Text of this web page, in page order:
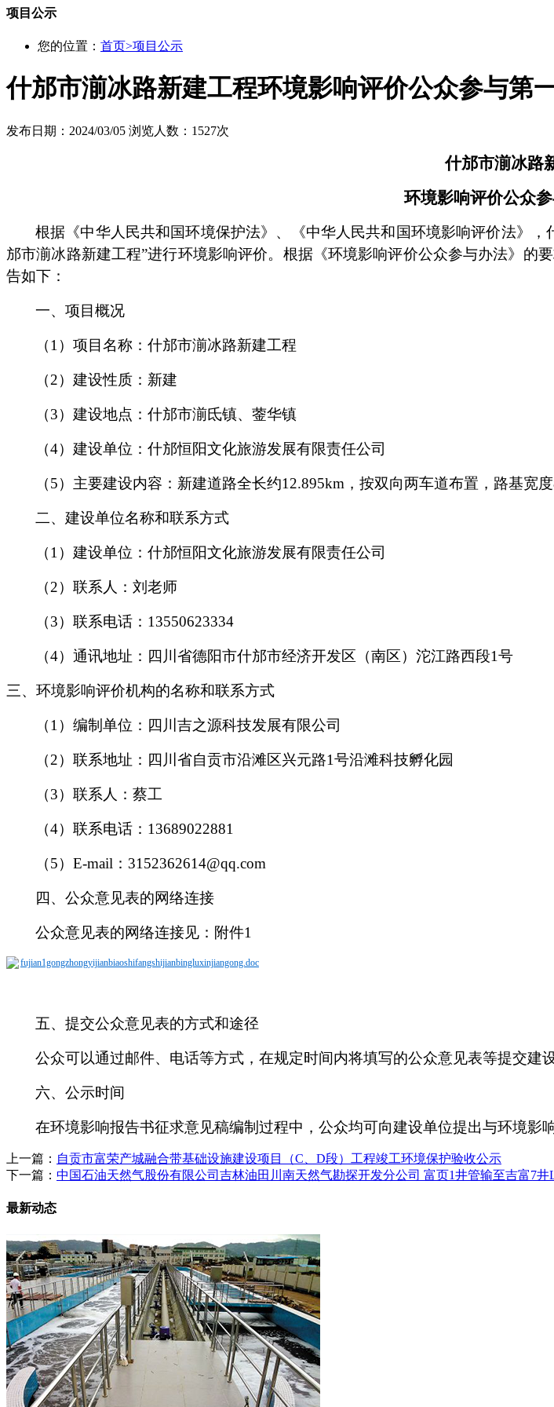
项目公示
您的位置： 首页>项目公示
什邡市湔冰路新建工程环境影响评价公众参与第
发布日期：2024/03/05 浏览人数：1527次
什邡市湔冰路
环境影响评价公众
根据《中华人民共和国环境保护法》、《中华人民共和国环境影响评价法》 ，
邡市湔冰路新建工程”进行环境影响评价。 根据《环境影响评价公众参与办法》的
告如下：
一、 项目概况
（1） 项目名称：什邡市湔冰路新建工程
（2） 建设性质： 新建
（3） 建设地点： 什邡市湔氐镇、蓥华镇
（4） 建设单位： 什邡恒阳文化旅游发展有限责任公司
（5） 主要建设内容： 新建道路全长约12.895km ，按双向两车道布置，路基宽度
二、 建设单位名称和联系方式
（1） 建设单位： 什邡恒阳文化旅游发展有限责任公司
（2） 联系人： 刘老师
（3） 联系电话： 13550623334
（4） 通讯地址：四川省德阳市什邡市经济开发区（南区）沱江路西段1号
三、 环境影响评价机构的名称和联系方式
（1 ） 编制单位： 四川吉之源科技发展有限公司
（2） 联系地址：四川省自贡市沿滩区兴元路1号沿滩科技孵化园
（3）联系人： 蔡工
（4）联系电话： 13689022881
（5） E-mail ： 3152362614@qq.com
四、 公众意见表的网络连接
公众意见表的网络连接见 ： 附件1
fujian1gongzhongyijianbiaoshifangshijianbingluxinjiangong.doc
五、 提交公众意见表的方式和途径
公众可以通过邮件、电话等方式，在规定时间内将填写的公众意见表等提交建
六、 公示时间
在环境影响报告书征求意见稿编制过程中，公众均可向建设单位提出与环境影
上一篇： 自贡市富荣产城融合带基础设施建设项目（C、D段）工程竣工环境保护验收公示
下一篇： 中国石油天然气股份有限公司吉林油田川南天然气勘探开发分公司 富页1井管输至吉富7
最新动态